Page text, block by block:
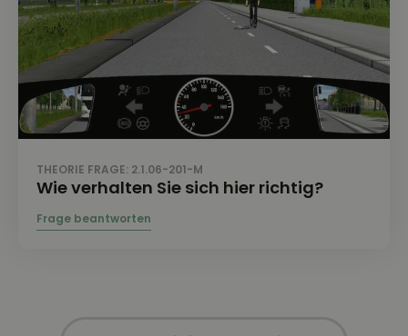
THEORIE FRAGE: 2.1.06-201-M
Wie verhalten Sie sich hier richtig?